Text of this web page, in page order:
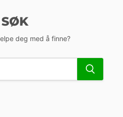
SØK
deg med å finne?